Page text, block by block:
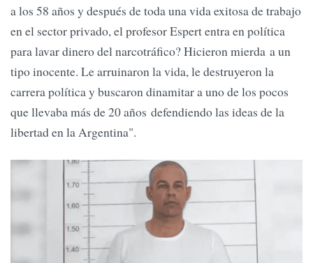
a los 58 años y después de toda una vida exitosa de trabajo
en el sector privado, el profesor Espert entra en política
para lavar dinero del narcotráfico? Hicieron mierda a un
tipo inocente. Le arruinaron la vida, le destruyeron la
carrera política y buscaron dinamitar a uno de los pocos
que llevaba más de 20 años defendiendo las ideas de la
libertad en la Argentina".